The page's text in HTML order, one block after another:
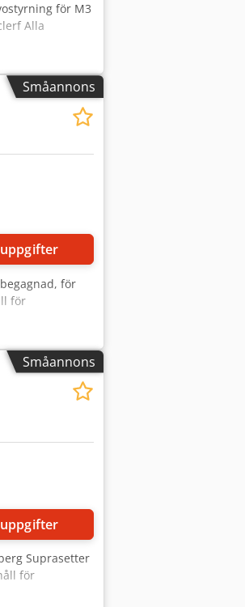
för M3
Alla
Småannons
för
för
Småannons
Suprasetter
för